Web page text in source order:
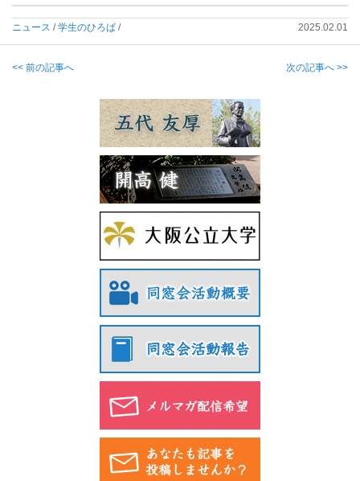
ニュース /学生のひろば / 2025.02.01
<< 前の記事へ 次の記事へ >>